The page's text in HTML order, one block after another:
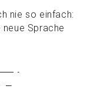
nie so einfach:
Sprache